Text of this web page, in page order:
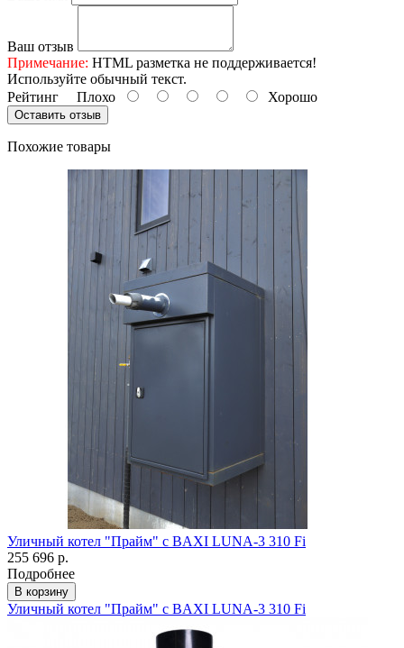
Ваш отзыв
Примечание: HTML разметка не поддерживается!
Используйте обычный текст.
Рейтинг Плохо Хорошо
Оставить отзыв
Похожие товары
Уличный котел "Прайм" с BAXI LUNA-3 310 Fi
255 696 р.
Подробнее
В корзину
Уличный котел "Прайм" с BAXI LUNA-3 310 Fi